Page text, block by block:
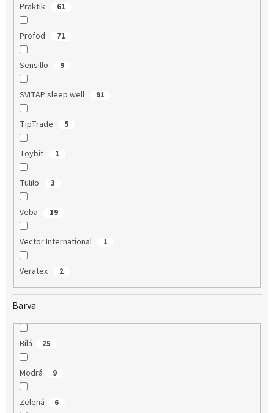
Praktik 61
Profod 71
Sensillo 9
SVITAP sleep well 91
TipTrade 5
Toybit 1
Tulilo 3
Veba 19
Vector International 1
Veratex 2
Barva
Bílá 25
Modrá 9
Zelená 6